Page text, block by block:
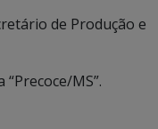
de Produção e
MS”.